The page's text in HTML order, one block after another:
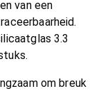
van een
3.3
om breuk